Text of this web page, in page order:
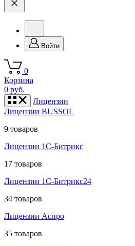
Войти
0
Корзина
0 руб.
Лицензии
Лицензии BUSSOL
9 товаров
Лицензии 1С-Битрикс
17 товаров
Лицензии 1С-Битрикс24
34 товаров
Лицензии Аспро
35 товаров